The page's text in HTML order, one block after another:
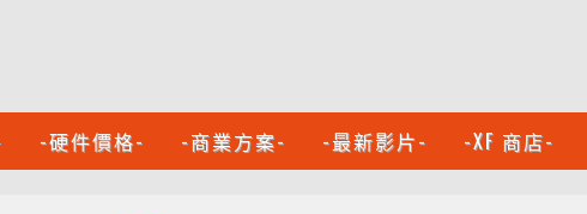
-硬件價格- -商業方案- -最新影片- -XF 商店-